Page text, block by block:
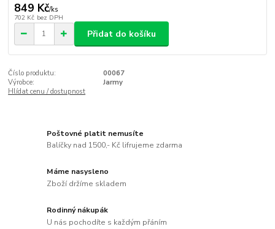
849 Kč/ks
702 Kč bez DPH
Přidat do košíku
Číslo produktu:
00067
Výrobce:
Jarmy
Hlídat cenu / dostupnost
Poštovné platit nemusíte
Balíčky nad 1500,- Kč lifrujeme zdarma
Máme nasysleno
Zboží držíme skladem
Rodinný nákupák
U nás pochodíte s každým přáním